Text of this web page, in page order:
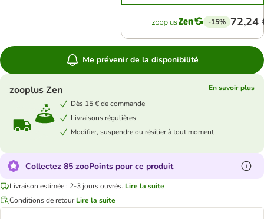
-15% 72,24
Me prévenir de la disponibilité
zooplus Zen
En savoir plus
Dès 15 € de commande
Livraisons régulières
Modifier, suspendre ou résilier à tout moment
Collectez 85 zooPoints pour ce produit
Livraison estimée : 2-3 jours ouvrés. Lire la suite
Conditions de retour Lire la suite